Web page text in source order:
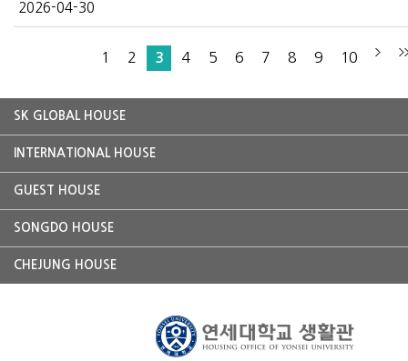
2026-04-30
1 2 3 4 5 6 7 8 9 10
SK GLOBAL HOUSE
INTERNATIONAL HOUSE
GUEST HOUSE
SONGDO HOUSE
CHEJUNG HOUSE